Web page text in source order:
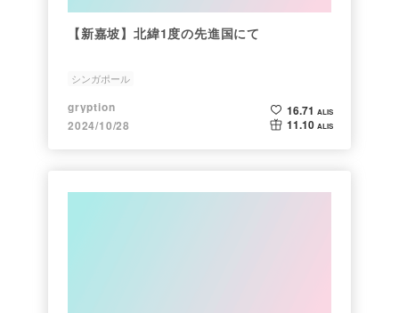
【新嘉坡】北緯1度の先進国にて
シンガポール
gryption
2024/10/28
16.71 ALIS
11.10 ALIS